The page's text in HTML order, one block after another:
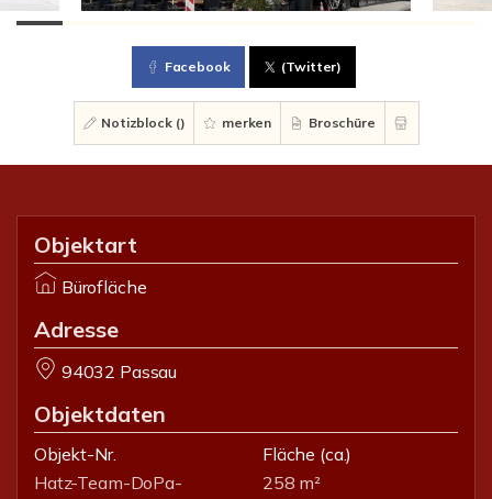
Facebook (Twitter)
Notizblock () merken Broschüre
Objektart
Bürofläche
Adresse
94032 Passau
Objektdaten
Objekt-Nr.
Hatz-Team-DoPa-
Fläche (ca.)
258 m²